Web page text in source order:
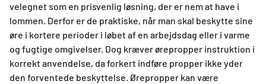
velegnet som en prisvenlig løsning, der er nem at have i
lommen. Derfor er de praktiske, når man skal beskytte sine
øre i kortere perioder i løbet af en arbejdsdag eller i varme
og fugtige omgivelser. Dog kræver ørepropper instruktion i
korrekt anvendelse, da forkert indføre propper ikke yder
den forventede beskyttelse. Ørepropper kan være